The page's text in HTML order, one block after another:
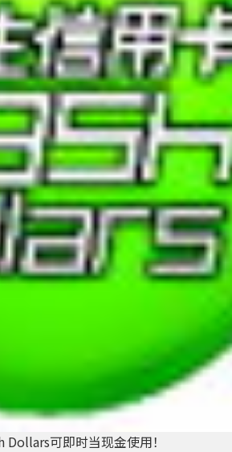
可即时当现金使用！